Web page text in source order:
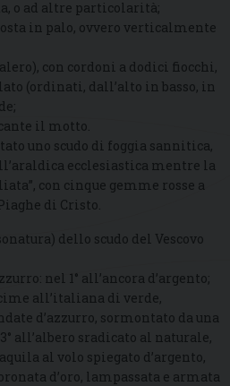
o ad altre particolarità;
in palo, ovvero verticalmente
con cordoni a dodici fiocchi,
(ordinati, dall’alto in basso, in
il motto.
uno scudo di foggia sannitica,
ecclesiastica mentre la
con cinque gemme rosse a
di Cristo.
dello scudo del Vescovo
nel 1° all’ancora d’argento;
all’italiana di verde,
d’azzurro, sormontato da una
all’albero sradicato al naturale,
al volo spiegato d’argento,
d’oro, lampassata e armata